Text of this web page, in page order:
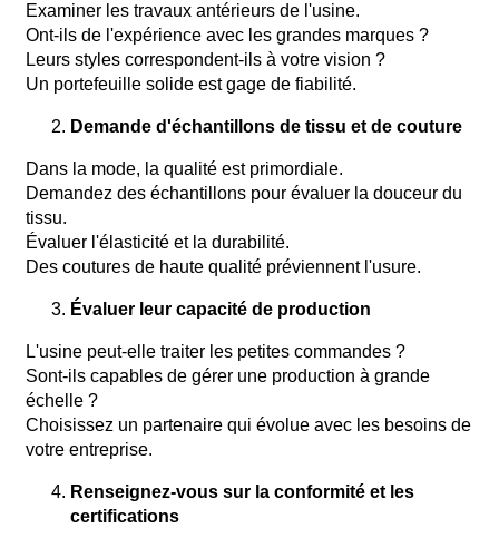
Examiner les travaux antérieurs de l'usine.
Ont-ils de l'expérience avec les grandes marques ?
Leurs styles correspondent-ils à votre vision ?
Un portefeuille solide est gage de fiabilité.
Demande d'échantillons de tissu et de couture
Dans la mode, la qualité est primordiale.
Demandez des échantillons pour évaluer la douceur du
tissu.
Évaluer l'élasticité et la durabilité.
Des coutures de haute qualité préviennent l'usure.
Évaluer leur capacité de production
L'usine peut-elle traiter les petites commandes ?
Sont-ils capables de gérer une production à grande
échelle ?
Choisissez un partenaire qui évolue avec les besoins de
votre entreprise.
Renseignez-vous sur la conformité et les
certifications